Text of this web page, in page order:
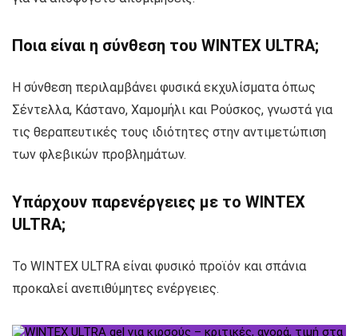
Ποια είναι η σύνθεση του WINTEX ULTRA;
Η σύνθεση περιλαμβάνει φυσικά εκχυλίσματα όπως
Σέντελλα, Κάστανο, Χαμομήλι και Ρούσκος, γνωστά για
τις θεραπευτικές τους ιδιότητες στην αντιμετώπιση
των φλεβικών προβλημάτων.
Υπάρχουν παρενέργειες με το WINTEX
ULTRA;
Το WINTEX ULTRA είναι φυσικό προϊόν και σπάνια
προκαλεί ανεπιθύμητες ενέργειες.